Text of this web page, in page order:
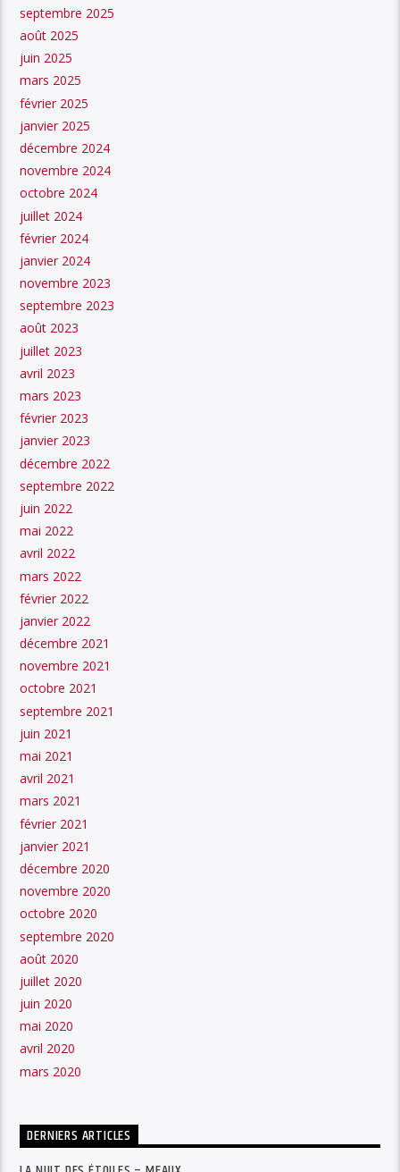
septembre 2025
août 2025
juin 2025
mars 2025
février 2025
janvier 2025
décembre 2024
novembre 2024
octobre 2024
juillet 2024
février 2024
janvier 2024
novembre 2023
septembre 2023
août 2023
juillet 2023
avril 2023
mars 2023
février 2023
janvier 2023
décembre 2022
septembre 2022
juin 2022
mai 2022
avril 2022
mars 2022
février 2022
janvier 2022
décembre 2021
novembre 2021
octobre 2021
septembre 2021
juin 2021
mai 2021
avril 2021
mars 2021
février 2021
janvier 2021
décembre 2020
novembre 2020
octobre 2020
septembre 2020
août 2020
juillet 2020
juin 2020
mai 2020
avril 2020
mars 2020
DERNIERS ARTICLES